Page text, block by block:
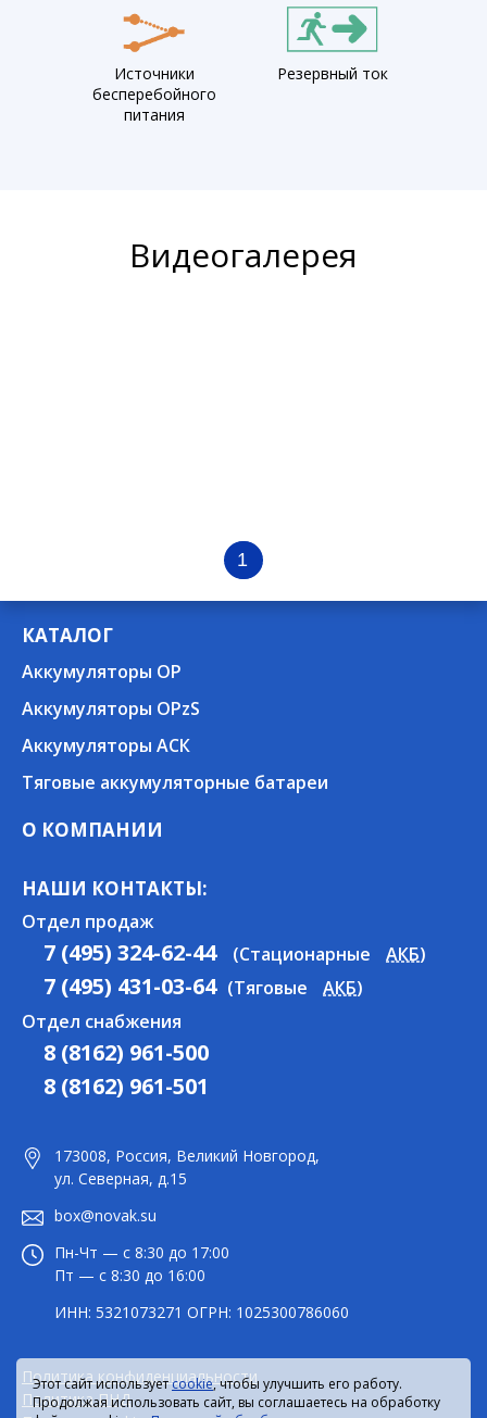
Источники
бесперебойного
питания
Резервный ток
Видеогалерея
1
КАТАЛОГ
Аккумуляторы OP
Аккумуляторы OPzS
Аккумуляторы АСК
Тяговые аккумуляторные батареи
О КОМПАНИИ
НАШИ КОНТАКТЫ:
Отдел продаж
7 (495) 324-62-44 (Стационарные АКБ)
7 (495) 431-03-64 (Тяговые АКБ)
Отдел снабжения
8 (8162) 961-500
8 (8162) 961-501
173008, Россия, Великий Новгород,
ул. Северная, д.15
box@novak.su
Пн-Чт — с 8:30 до 17:00
Пт — с 8:30 до 16:00
ИНН: 5321073271 ОГРН: 1025300786060
Политика конфиденциальности
Политика ПНД
Этот сайт используетcookie, чтобы улучшить его работу.
Продолжая использовать сайт, вы соглашаетесь на обработку